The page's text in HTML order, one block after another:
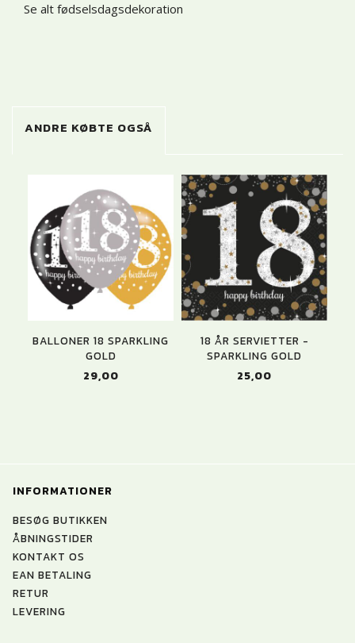
Se alt fødselsdagsdekoration
ANDRE KØBTE OGSÅ
BALLONER 18 SPARKLING
GOLD
29,00
18 ÅR SERVIETTER -
SPARKLING GOLD
25,00
INFORMATIONER
BESØG BUTIKKEN
ÅBNINGSTIDER
KONTAKT OS
EAN BETALING
RETUR
LEVERING